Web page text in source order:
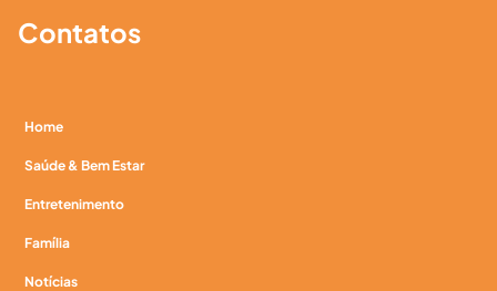
Contatos
Home
Saúde & Bem Estar
Entretenimento
Família
Notícias